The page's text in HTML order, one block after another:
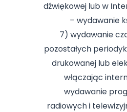
dźwiękowej lub w
– wydawanie
7) wydawanie
pozostałych
drukowanej lub
włączając
wydawanie
radiowych i